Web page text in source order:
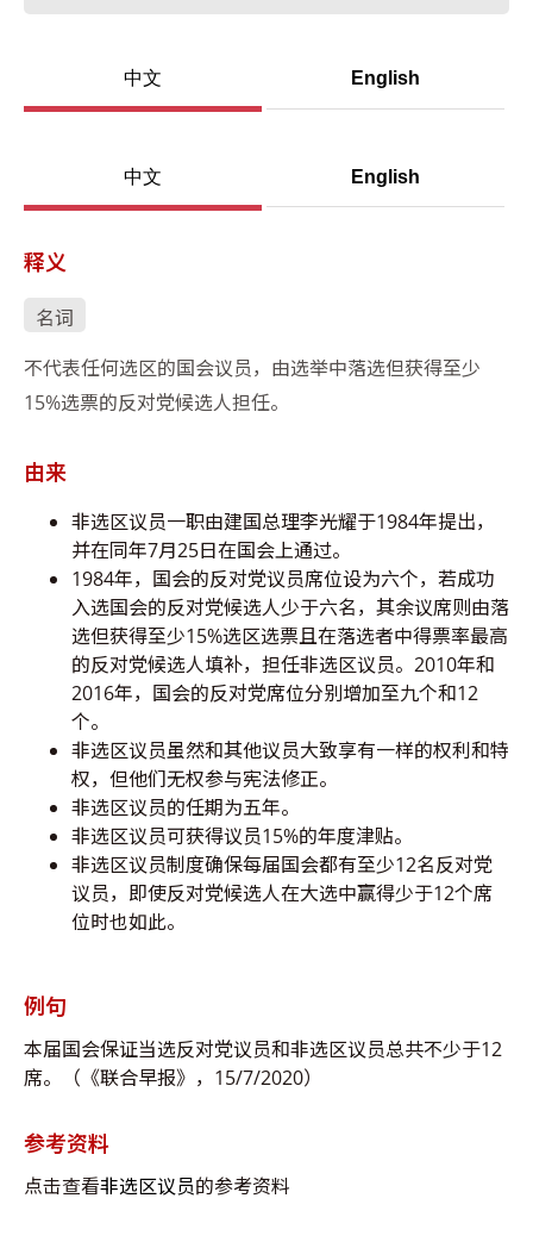
中文 English
中文 English
释义
名词
不代表任何选区的国会议员，由选举中落选但获得至少
15%选票的反对党候选人担任。
由来
非选区议员一职由建国总理李光耀于1984年提出，
并在同年7月25日在国会上通过。
1984年，国会的反对党议员席位设为六个，若成功
入选国会的反对党候选人少于六名，其余议席则由落
选但获得至少15%选区选票且在落选者中得票率最高
的反对党候选人填补，担任非选区议员。2010年和
2016年，国会的反对党席位分别增加至九个和12
个。
非选区议员虽然和其他议员大致享有一样的权利和特
权，但他们无权参与宪法修正。
非选区议员的任期为五年。
非选区议员可获得议员15%的年度津贴。
非选区议员制度确保每届国会都有至少12名反对党
议员，即使反对党候选人在大选中赢得少于12个席
位时也如此。
例句
本届国会保证当选反对党议员和非选区议员总共不少于12
席。（《联合早报》，15/7/2020）
参考资料
点击查看非选区议员的参考资料